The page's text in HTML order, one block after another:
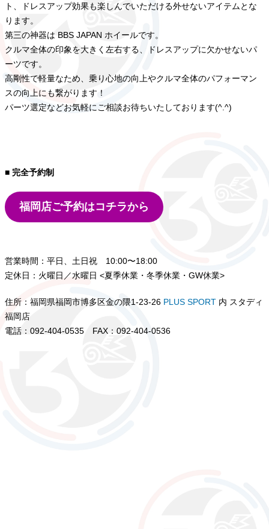
ト、ドレスアップ効果も楽しんでいただける外せないアイテムとな
ります。
第三の神器は BBS JAPAN ホイールです。
クルマ全体の印象を大きく左右する、ドレスアップに欠かせないパ
ーツです。
高剛性で軽量なため、乗り心地の向上やクルマ全体のパフォーマン
スの向上にも繋がります！
パーツ選定などお気軽にご相談お待ちいたしております(^.^)
■ 完全予約制
福岡店ご予約はコチラから
営業時間：平日、土日祝 10:00〜18:00
定休日：火曜日／水曜日 <夏季休業・冬季休業・GW休業>
住所：福岡県福岡市博多区金の隈1-23-26 PLUS SPORT 内 スタディ
福岡店
電話：092-404-0535 FAX：092-404-0536